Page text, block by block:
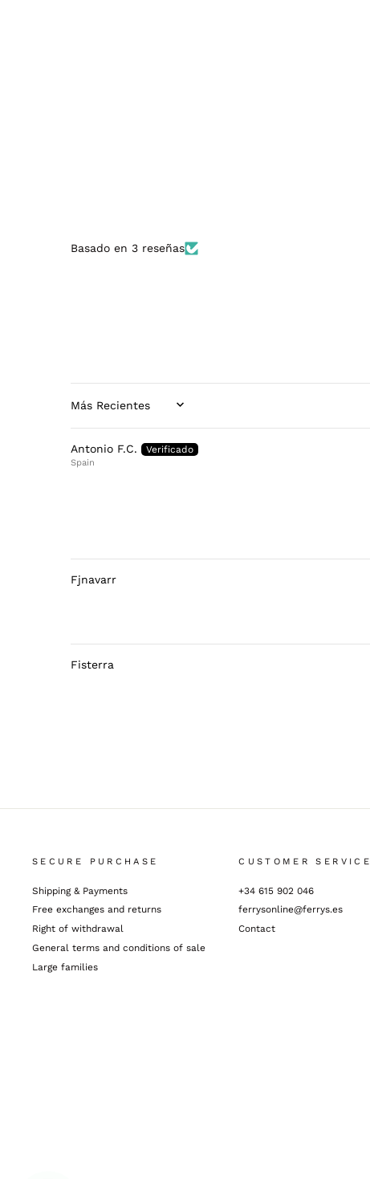
Basado en 3 reseñas
SORT BY
Antonio F.C.
Spain
Fjnavarr
Fisterra
SECURE PURCHASE
Shipping & Payments
Free exchanges and returns
Right of withdrawal
General terms and conditions of sale
Large families
CUSTOMER SERVICE
+34 615 902 046
ferrysonline@ferrys.es
Contact